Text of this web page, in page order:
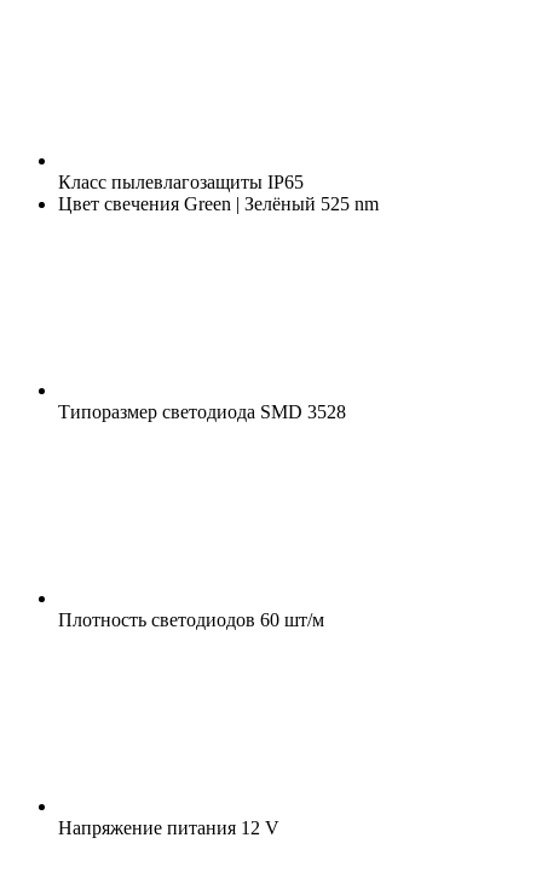
Класс пылевлагозащиты IP65
Цвет свечения Green | Зелёный 525 nm
Типоразмер светодиода SMD 3528
Плотность светодиодов 60 шт/м
Напряжение питания 12 V